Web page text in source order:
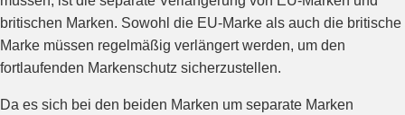
britischen Marken. Sowohl die EU-Marke als auch die britische
Marke müssen regelmäßig verlängert werden, um den
fortlaufenden Markenschutz sicherzustellen.
Da es sich bei den beiden Marken um separate Marken